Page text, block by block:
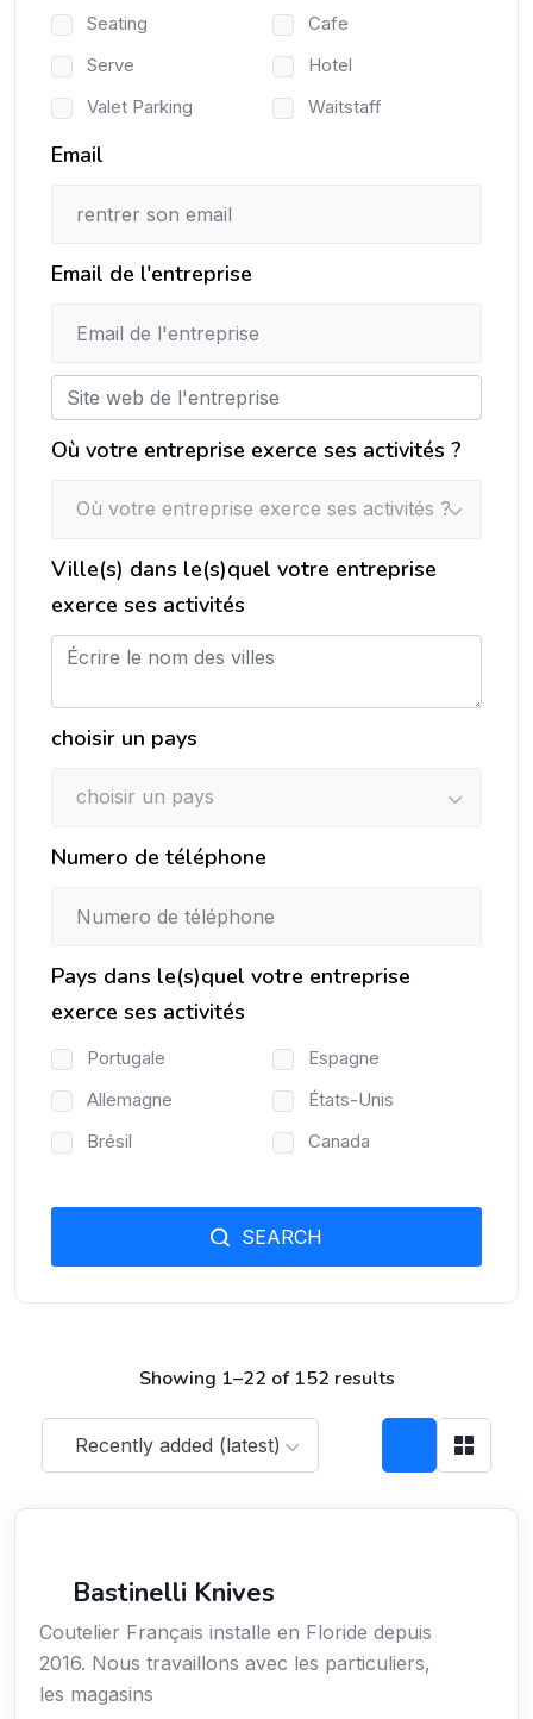
Showing 1–22 of 152 results
Recently added (latest)
Bastinelli Knives
Coutelier Français installe en Floride depuis
2016. Nous travaillons avec les particuliers,
les magasins
Seating
Cafe
Serve
Hotel
Valet Parking
Waitstaff
Email
Email de l'entreprise
Où votre entreprise exerce ses activités ?
Où votre entreprise exerce ses activités ?
Ville(s) dans le(s)quel votre entreprise
exerce ses activités
choisir un pays
choisir un pays
Numero de téléphone
Pays dans le(s)quel votre entreprise
exerce ses activités
Portugale
Espagne
Allemagne
États-Unis
Brésil
Canada
SEARCH